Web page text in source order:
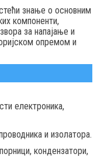
знање о основним
компоненти,
за напајање и
опремом и
електроника,
и изолатора.
кондензатори,